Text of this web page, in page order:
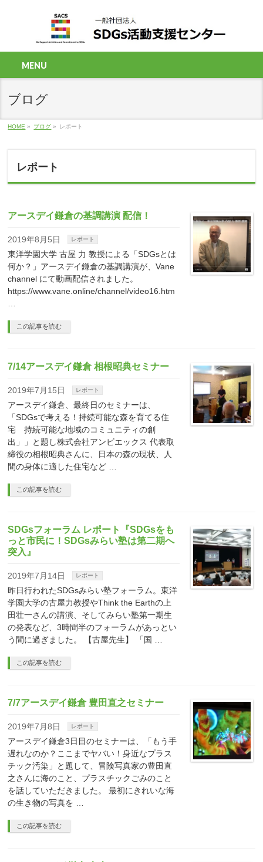
MENU
ブログ
HOME » ブログ » レポート
レポート
アースデイ鎌倉の基調講演 配信！
2019年8月5日 レポート
東洋学園大学 古屋 力 教授による「SDGsとは
何か？」アースデイ鎌倉の基調講演が、Vane
channel にて動画配信されました。
https://www.vane.online/channel/video16.htm
この記事を読む
7/14アースデイ鎌倉 相根昭典セミナー
2019年7月15日 レポート
アースデイ鎌倉、最終日のセミナーは、
「SDGsで考える！持続可能な森を育てる住
宅 持続可能な地域のコミュニティの創
出」」と題し株式会社アンビエックス 代表取
締役の相根昭典さんに、日本の森の現状、人
間の身体に適した住宅など …
この記事を読む
SDGsフォーラム レポート『SDGsをも
っと市民に！SDGsみらい塾は第二期へ
突入』
2019年7月14日 レポート
昨日行われたSDGsみらい塾フォーラム。東洋
学園大学の古屋力教授やThink the Earthの上
田壮一さんの講演、そしてみらい塾第一期生
の発表など、3時間半のフォーラムがあっとい
う間に過ぎました。 【古屋先生】 「国 …
この記事を読む
7/7アースデイ鎌倉 豊田直之セミナー
2019年7月8日 レポート
アースデイ鎌倉3日目のセミナーは、「もう手
遅れなのか？ここまでヤバい！身近なプラス
チック汚染」と題して、冒険写真家の豊田直
之さんに海のこと、プラスチックごみのこと
を話していただきました。 最初にきれいな海
の生き物の写真を …
この記事を読む